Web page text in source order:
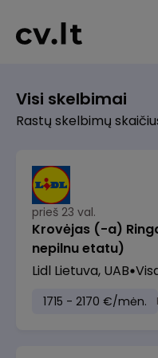
Visi skelbimai
Rastų skelbimų
prieš 23 val.
Krovėjas (-a)
nepilnu etatu)
Lidl Lietuva, UAB
1715 - 2170 €/mėn.